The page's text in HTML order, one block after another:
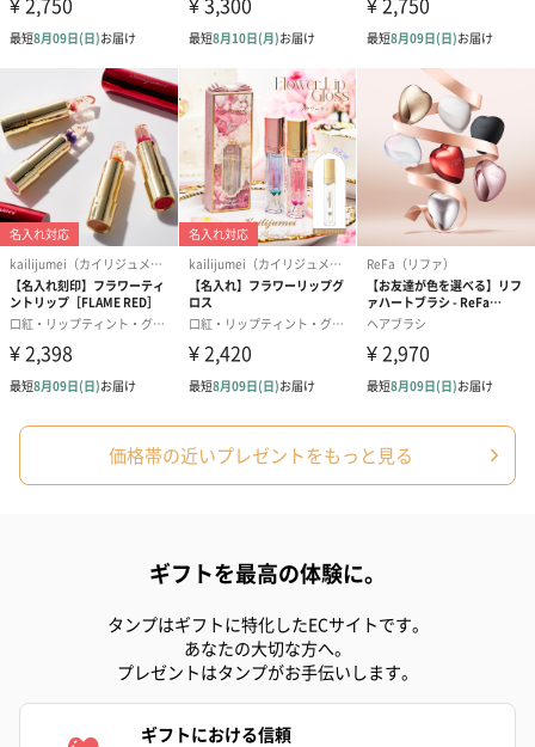
自然のお花で作ったドライフラワー・プリザーブドフラワーを同
梱します。
一部花材が写真と異なる場合がございます。予めご了承くださ
い。パッケージに入れてお届けします。
プリザーブドフラワー
ブーケ（ピンク）
（2,580円）
プリザーブドフラワー
ブーケ（ブルー）
（2,580円）
アミュレット
ク）（1,500円
愛らしいぬいぐるみを同梱してお届けします。
価格帯の近いプレゼントをもっと見る
ギフトを最高の体験に。
タンプはギフトに特化したECサイトです。
あなたの大切な方へ。
プレゼントはタンプがお手伝いします。
ギフトにおける信頼